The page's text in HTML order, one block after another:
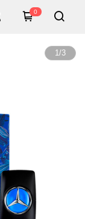
0
1/3